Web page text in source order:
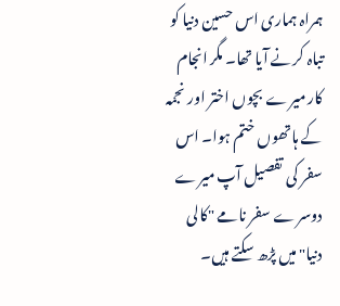
ہمراہ ہماری اس حسین دنیا کو
تباہ کرنے آیا تھا۔ مگر انجام
کار میرے بچوں اختر اور نجمہ
کے ہاتھوں ختم ہوا۔ اس
سفر کی تفصیل آپ میرے
دوسرے سفر نامے "کالی
دنیا" میں پڑھ سکتے ہیں۔